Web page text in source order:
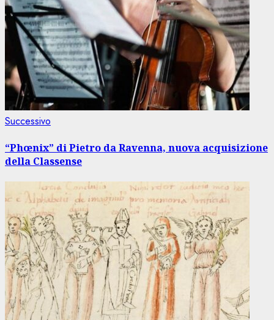
Successivo
“Phœnix” di Pietro da Ravenna, nuova acquisizione
della Classense